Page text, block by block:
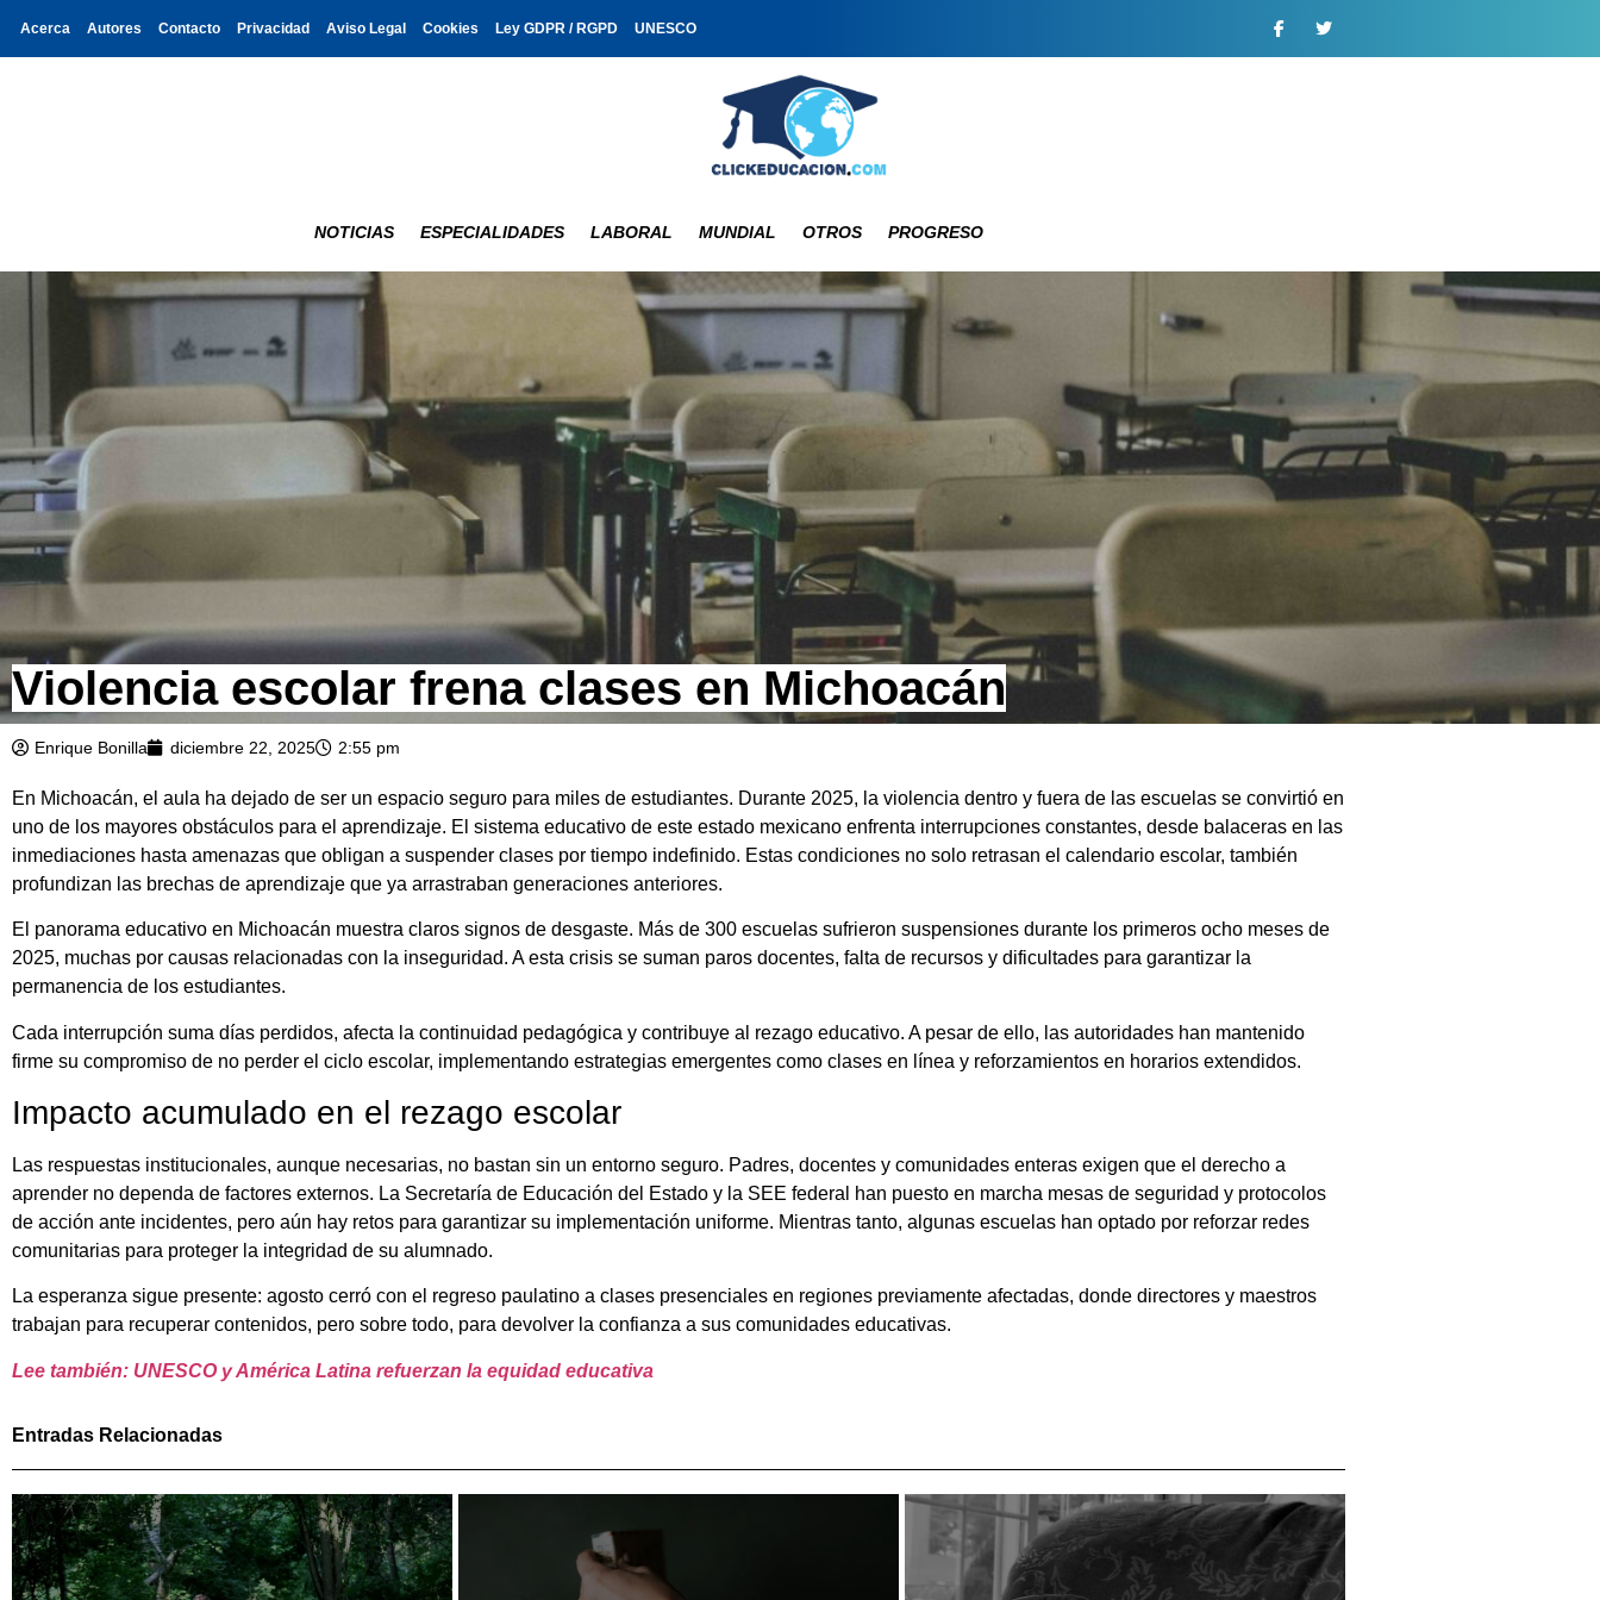
Acerca Autores Contacto Privacidad Aviso Legal Cookies Ley GDPR / RGPD UNESCO
NOTICIAS ESPECIALIDADES LABORAL MUNDIAL OTROS PROGRESO
Violencia escolar frena clases en Michoacán
Enrique Bonilla diciembre 22, 2025 2:55 pm
En Michoacán, el aula ha dejado de ser un espacio seguro para miles de estudiantes. Durante 2025, la violencia dentro y fuera de las escuelas se convirtió en
uno de los mayores obstáculos para el aprendizaje. El sistema educativo de este estado mexicano enfrenta interrupciones constantes, desde balaceras en las
inmediaciones hasta amenazas que obligan a suspender clases por tiempo indefinido. Estas condiciones no solo retrasan el calendario escolar, también
profundizan las brechas de aprendizaje que ya arrastraban generaciones anteriores.
El panorama educativo en Michoacán muestra claros signos de desgaste. Más de 300 escuelas sufrieron suspensiones durante los primeros ocho meses de
2025, muchas por causas relacionadas con la inseguridad. A esta crisis se suman paros docentes, falta de recursos y dificultades para garantizar la
permanencia de los estudiantes.
Cada interrupción suma días perdidos, afecta la continuidad pedagógica y contribuye al rezago educativo. A pesar de ello, las autoridades han mantenido
firme su compromiso de no perder el ciclo escolar, implementando estrategias emergentes como clases en línea y reforzamientos en horarios extendidos.
Impacto acumulado en el rezago escolar
Las respuestas institucionales, aunque necesarias, no bastan sin un entorno seguro. Padres, docentes y comunidades enteras exigen que el derecho a
aprender no dependa de factores externos. La Secretaría de Educación del Estado y la SEE federal han puesto en marcha mesas de seguridad y protocolos
de acción ante incidentes, pero aún hay retos para garantizar su implementación uniforme. Mientras tanto, algunas escuelas han optado por reforzar redes
comunitarias para proteger la integridad de su alumnado.
La esperanza sigue presente: agosto cerró con el regreso paulatino a clases presenciales en regiones previamente afectadas, donde directores y maestros
trabajan para recuperar contenidos, pero sobre todo, para devolver la confianza a sus comunidades educativas.
Lee también: UNESCO y América Latina refuerzan la equidad educativa
Entradas Relacionadas